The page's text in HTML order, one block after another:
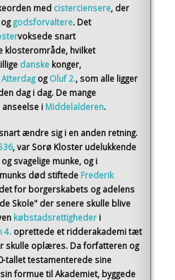
med cisterciensere, der
godsforvaltere. Det
voksede snart
klosterområde, hvilket
danske konger,
og Oluf 2., som alle ligger
dag i dag. De mange
anseelse i Middelalderen.
ændre sig i en anden retning.
, var Sorø Kloster udelukkende
svagelige munke, og i
død stiftede Frederik
for borgerskabets og adelens
Skole" der senere skulle blive
købstadsrettigheder i
4. oprettede et ridderakademi tæt
skulle oplæres. Da forfatteren og
tallet testamenterede sine
formue til Akademiet, byggede